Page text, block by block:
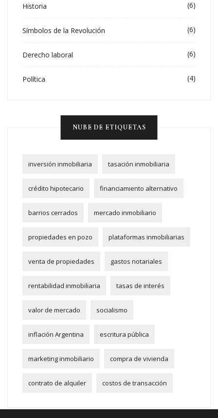
Historia (6)
Símbolos de la Revolución (6)
Derecho laboral (6)
Política (4)
NUBE DE ETIQUETAS
inversión inmobiliaria tasación inmobiliaria
crédito hipotecario financiamiento alternativo
barrios cerrados mercado inmobiliario
propiedades en pozo plataformas inmobiliarias
venta de propiedades gastos notariales
rentabilidad inmobiliaria tasas de interés
valor de mercado socialismo
inflación Argentina escritura pública
marketing inmobiliario compra de vivienda
contrato de alquiler costos de transacción